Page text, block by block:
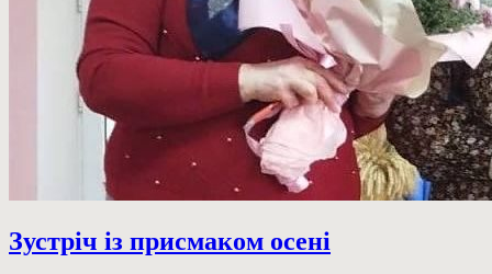
Зустріч із присмаком осені